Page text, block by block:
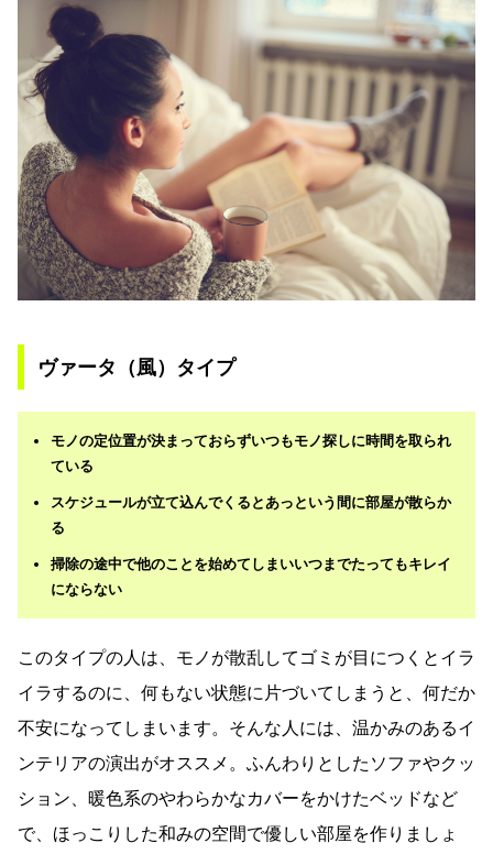
ヴァータ（風）タイプ
モノの定位置が決まっておらずいつもモノ探しに時間を取られ
ている
スケジュールが立て込んでくるとあっという間に部屋が散らか
る
掃除の途中で他のことを始めてしまいいつまでたってもキレイ
にならない
このタイプの人は、モノが散乱してゴミが目につくとイラ
イラするのに、何もない状態に片づいてしまうと、何だか
不安になってしまいます。そんな人には、温かみのあるイ
ンテリアの演出がオススメ。ふんわりとしたソファやクッ
ション、暖色系のやわらかなカバーをかけたベッドなど
で、ほっこりした和みの空間で優しい部屋を作りましょ